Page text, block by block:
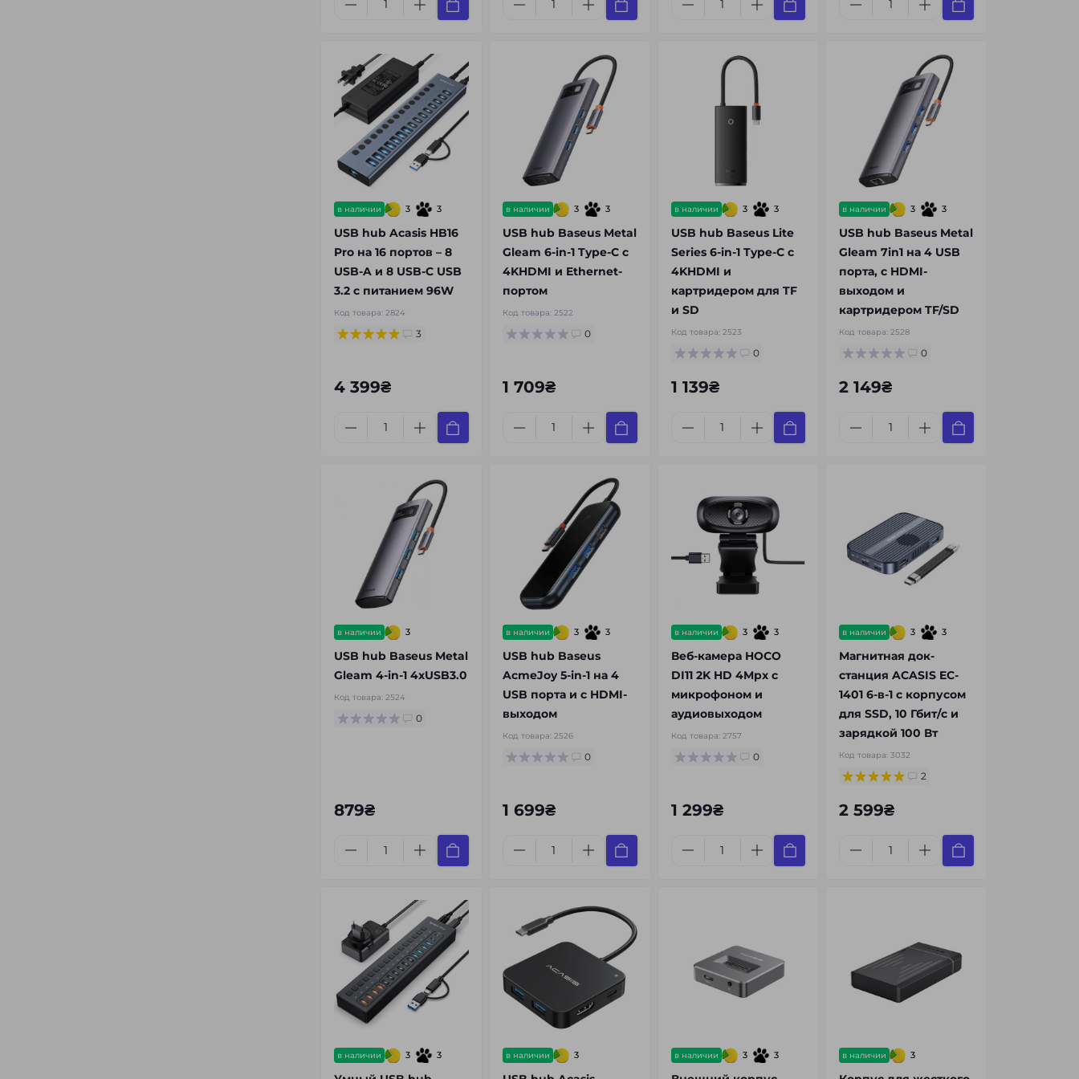
в наличии 3 3
USB hub Acasis HB16
Pro на 16 портов – 8
USB-A и 8 USB-C USB
3.2 с питанием 96W
Код товара: 2824
3
4 399₴
в наличии 3 3
USB hub Baseus Metal
Gleam 6-in-1 Type-C с
4KHDMI и Ethernet-
портом
Код товара: 2522
0
1 709₴
в наличии 3 3
USB hub Baseus Lite
Series 6-in-1 Type-C с
4KHDMI и
картридером для TF
и ​​SD
Код товара: 2523
0
1 139₴
в наличии 3 3
USB hub Baseus Metal
Gleam 7in1 на 4 USB
порта, с HDMI-
выходом и
картридером TF/SD
Код товара:2528
0
2 149₴
в наличии 3
USB hub Baseus Metal
Gleam 4-in-1 4xUSB3.0
Код товара: 2524
0
879₴
в наличии 3 3
USB hub Baseus
AcmeJoy 5-in-1 на 4
USB порта и с HDMI-
выходом
Код товара: 2526
0
1 699₴
в наличии 3 3
Веб-камера HOCO
DI11 2K HD 4Mpx с
микрофоном и
аудиовыходом
Код товара: 2757
0
1 299₴
в наличии 3 3
Магнитная док-
станция ACASIS EC-
1401 6-в-1 с корпусом
для SSD, 10 Гбит/с и
зарядкой 100 Вт
Код товара:3032
2
2 599₴
в наличии 3 3 в наличии 3 в наличии 3 3 в наличии 3